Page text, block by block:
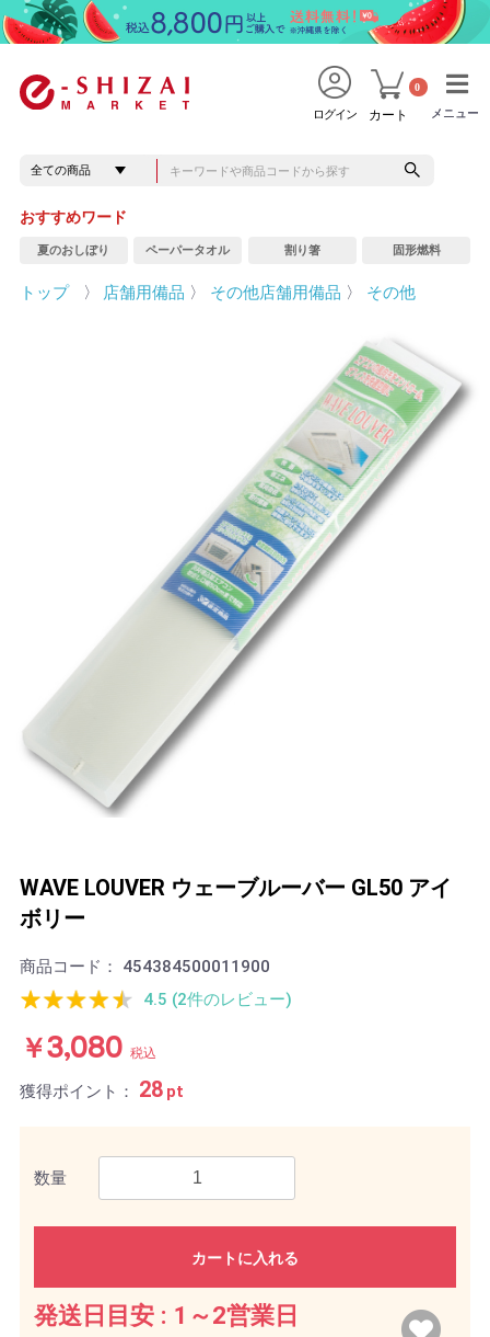
メニュー
メニュー
ログイン カート
0
おすすめワード
夏のおしぼり ペーパータオル 割り箸 固形燃料
トップ 〉 店舗用備品 〉 その他店舗用備品 〉 その他
WAVE LOUVER ウェーブルーバー GL50 アイ
ボリー
商品コード： 454384500011900
4.5 (2件のレビュー)
￥3,080 税込
獲得ポイント： 28 pt
数量
カートに入れる
発送日目安 : 1～2営業日